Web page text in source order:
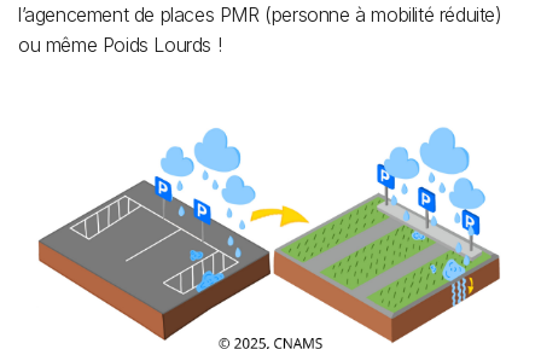
l’agencement de places PMR (personne à mobilité réduite)
ou même Poids Lourds !